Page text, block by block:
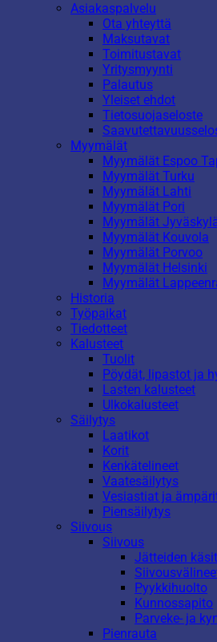
Asiakaspalvelu
Ota yhteyttä
Maksutavat
Toimitustavat
Yritysmyynti
Palautus
Yleiset ehdot
Tietosuojaseloste
Myymälät
Myymälät Espoo
Myymälät Turku
Myymälät Lahti
Myymälät Pori
Myymälät
Myymälät Kouvola
Myymälät Porvoo
Myymälät Helsinki
Myymälät
Historia
Työpaikat
Tiedotteet
Kalusteet
Tuolit
Pöydät, lipastot ja
Lasten kalusteet
Ulkokalusteet
Säilytys
Laatikot
Korit
Kenkätelineet
Vaatesäilytys
Vesiastiat ja
Piensäilytys
Siivous
Siivous
Jätteiden
Pyykkihuolto
Kunnossapito
Parveke- ja
Pienrauta